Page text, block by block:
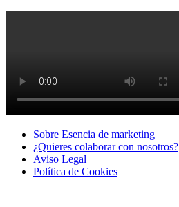
Sobre Esencia de marketing
¿Quieres colaborar con nosotros?
Aviso Legal
Polí­tica de Cookies